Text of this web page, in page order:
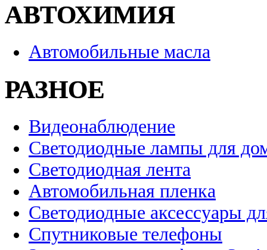
АВТОХИМИЯ
Автомобильные масла
РАЗНОЕ
Видеонаблюдение
Светодиодные лампы для
Светодиодная лента
Автомобильная пленка
Светодиодные аксессуары
Спутниковые телефоны